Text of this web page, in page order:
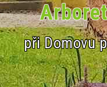
při Domovu